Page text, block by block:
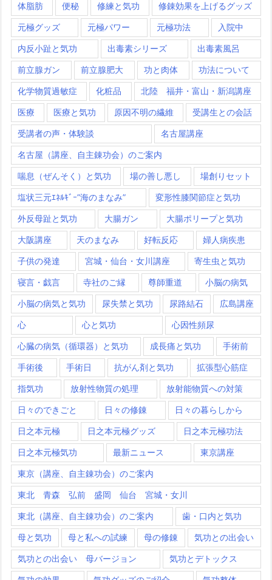
体脂肪 便秘 修練と気功 修錬効果を上げるグッズ
元極グッズ 元極パワー 元極功法 入院中
内反小趾と気功 出毒素シリーズ 出毒素風呂
前立腺ガン 前立腺肥大 功と肉体 功法について
化学物質過敏症 化粧品 北陸 福井・富山・新潟講座
医療 医療と気功 原因不明の繊維 受講生との会話
受講者の声・体験談 名古屋講座
名古屋（講座、自主錬功会）のご案内
喘息（ぜんそく）と気功 場の善し悪し 場創りセット
塩状三元ｴﾈﾙｷﾞｰ”海のまなみ” 変形性膝関節症と気功
外反母趾と気功 大腸ガン 大腸ポリープと気功
大阪講座 天のまなみ 好転反応 婦人病疾患
子供の発達 宮城・仙台・女川講座 寄生虫と気功
寝言・戯言 寺社のご縁 尊師重道 小脳の病気
小脳の病気と気功 尿失禁と気功 尿路結石 広島講座
心 心と気功 心因性頻尿
心臓の病気（循環器）と気功 成長痛と気功 手術前
手術後 手術日 抗がん剤と気功 拡張型心筋症
指気功 放射性物質の処理 放射能物質への対策
日々のできごと 日々の修錬 日々の暮らしから
日之本元極 日之本元極グッズ 日之本元極功法
日之本元極気功 最新ニュース 東京講座
東京（講座、自主錬功会）のご案内
東北 青森 弘前 盛岡 仙台 宮城・女川
東北（講座、自主錬功会）のご案内 歯・口内と気功
母と気功 母と私への試練 母の修錬 気功との出会い
気功との出会い 母バージョン 気功とデトックス